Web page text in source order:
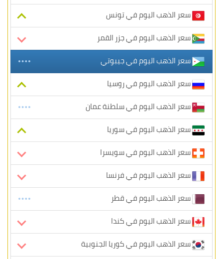
سعر الذهب اليوم في تونس
سعر الذهب اليوم في جزر القمر
سعر الذهب اليوم في جيبوتي
سعر الذهب اليوم في روسيا
سعر الذهب اليوم في سلطنة عمان
سعر الذهب اليوم في سوريا
سعر الذهب اليوم في سويسرا
سعر الذهب اليوم في فرنسا
سعر الذهب اليوم في قطر
سعر الذهب اليوم في كندا
سعر الذهب اليوم في كوريا الجنوبية